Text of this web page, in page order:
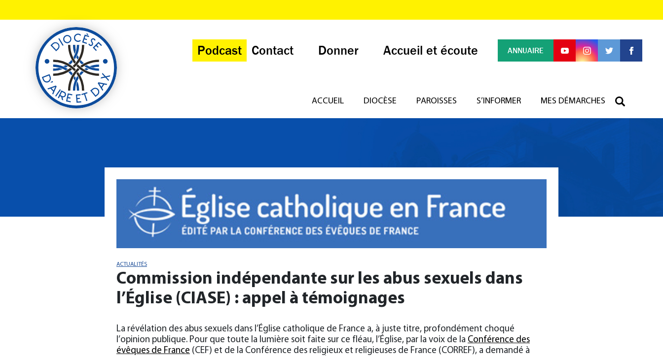
Podcast Contact Donner Accueil et écoute ANNUAIRE
ACCUEIL DIOCÈSE PAROISSES S’INFORMER MES DÉMARCHES
ACTUALITÉS
Commission indépendante sur les abus sexuels dans
l’Église (CIASE) : appel à témoignages
La révélation des abus sexuels dans l’Église catholique de France a, à juste titre, profondément choqué
l’opinion publique. Pour que toute la lumière soit faite sur ce fléau, l’Église, par la voix de la Conférence des
évêques de France (CEF) et de la Conférence des religieux et religieuses de France (CORREF), a demandé à